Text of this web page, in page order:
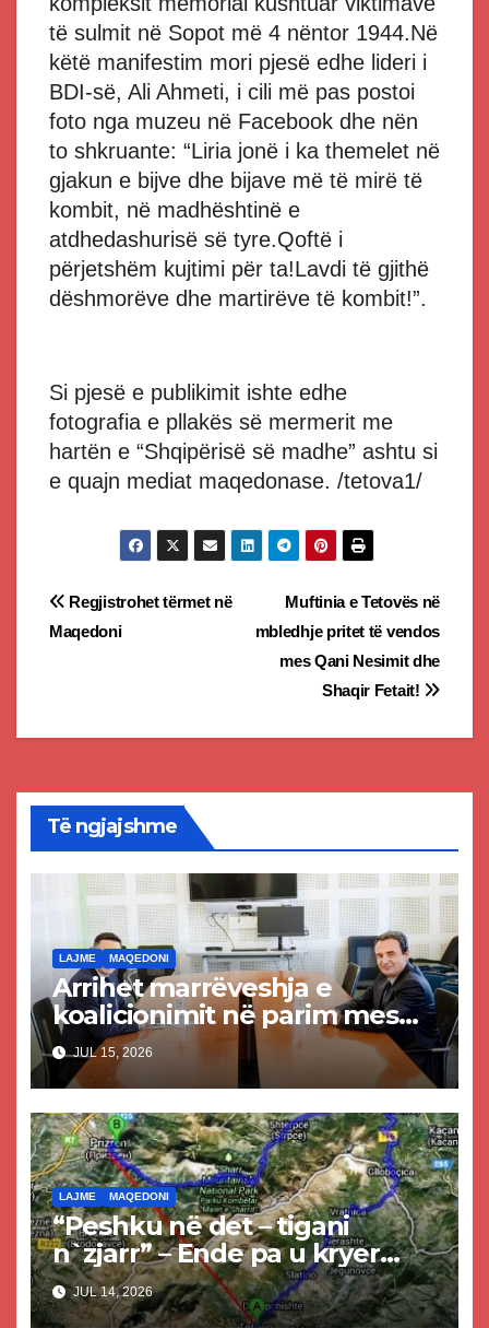
të sulmit në Sopot më 4 nëntor 1944.Në
këtë manifestim mori pjesë edhe lideri i
BDI-së, Ali Ahmeti, i cili më pas postoi
foto nga muzeu në Facebook dhe nën
to shkruante: “Liria jonë i ka themelet në
gjakun e bijve dhe bijave më të mirë të
kombit, në madhështinë e
atdhedashurisë së tyre.Qoftë i
përjetshëm kujtimi për ta!Lavdi të gjithë
dëshmorëve dhe martirëve të kombit!”.
Si pjesë e publikimit ishte edhe
fotografia e pllakës së mermerit me
hartën e “Shqipërisë së madhe” ashtu si
e quajn mediat maqedonase. /tetova1/
Post
navigation
Muftinia e Tetovës në
mbledhje pritet të vendos
mes Qani Nesimit dhe
Shaqir Fetait!
Regjistrohet tërmet në
Maqedoni
Të ngjajshme
LAJME MAQEDONI
Arrihet marrëveshja e
koalicionimit në parim mes
Kurtit dhe Abdixhikut
JUL 15, 2026
LAJME MAQEDONI
“Peshku në det – tigani
n`zjarr” – Ende pa u kryer
projekti i tunelit, komuna e
Tetovës nis punimet për
JUL 14, 2026